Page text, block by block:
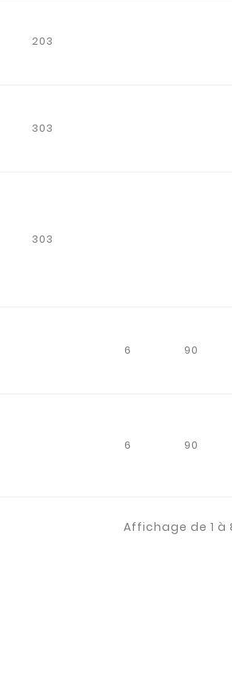
203
303
303
6 90
6 90
Affichage de 1